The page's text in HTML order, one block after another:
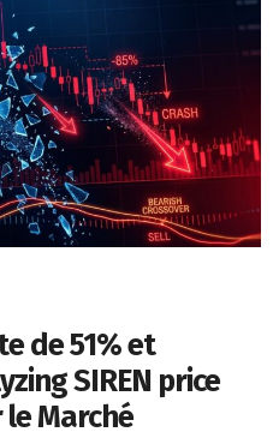
de 51% et
SIREN price
Marché